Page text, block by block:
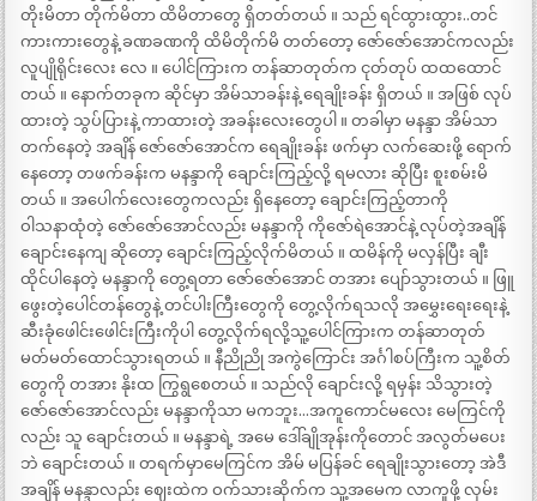
တိုးမိတာ တိုက်မိတာ ထိမိတာတွေ ရှိတတ်တယ် ။ သည် ရင်ထွားထွား..တင်
ကားကားတွေနဲ့ ခဏခဏကို ထိမိတိုက်မိ တတ်တော့ ဇော်ဇော်အောင်ကလည်း
လူပျိုရိုင်းလေး လေ ။ ပေါင်ကြားက တန်ဆာတုတ်က ငုတ်တုပ် ထထထောင်
တယ် ။ နောက်တခုက ဆိုင်မှာ အိမ်သာခန်းနဲ့ ရေချိုးခန်း ရှိတယ် ။ အဖြစ် လုပ်
ထားတဲ့ သွပ်ပြားနဲ့ ကာထားတဲ့ အခန်းလေးတွေပါ ။ တခါမှာ မနန္ဒာ အိမ်သာ
တက်နေတဲ့ အချိန် ဇော်ဇော်အောင်က ရေချိုးခန်း ဖက်မှာ လက်ဆေးဖို့ ရောက်
နေတော့ တဖက်ခန်းက မနန္ဒာကို ချောင်းကြည့်လို့ ရမလား ဆိုပြီး စူးစမ်းမိ
တယ် ။ အပေါက်လေးတွေကလည်း ရှိနေတော့ ချောင်းကြည့်တာကို
ဝါသနာထုံတဲ့ ဇော်ဇော်အောင်လည်း မနန္ဒာကို ကိုဇော်ရဲအောင်နဲ့ လုပ်တဲ့အချိန်
ချောင်းနေကျ ဆိုတော့ ချောင်းကြည့်လိုက်မိတယ် ။ ထမိန်ကို မလှန်ပြီး ချီး
ထိုင်ပါနေတဲ့ မနန္ဒာကို တွေ့ရတာ ဇော်ဇော်အောင် တအား ပျော်သွားတယ် ။ ဖြူ
ဖွေးတဲ့ပေါင်တန်တွေနဲ့ တင်ပါးကြီးတွေကို တွေ့လိုက်ရသလို အမွှေးရေးရေးနဲ့
ဆီးခုံဖေါင်းဖေါင်းကြီးကိုပါ တွေ့လိုက်ရလို့သူ့ပေါင်ကြားက တန်ဆာတုတ်
မတ်မတ်ထောင်သွားရတယ် ။ နီညိုညို အကွဲကြောင်း အင်္ဂါစပ်ကြီးက သူ့စိတ်
တွေကို တအား နိုးထ ကြွရွစေတယ် ။ သည်လို ချောင်းလို့ ရမှန်း သိသွားတဲ့
ဇော်ဇော်အောင်လည်း မနန္ဒာကိုသာ မကဘူး…အကူကောင်မလေး မေကြင်ကို
လည်း သူ ချောင်းတယ် ။ မနန္ဒာရဲ့ အမေ ဒေါ်ချိုအုန်းကိုတောင် အလွတ်မပေး
ဘဲ ချောင်းတယ် ။ တရက်မှာမေကြင်က အိမ် မပြန်ခင် ရေချိုးသွားတော့ အဲဒီ
အချိန် မနန္ဒာလည်း ဈေးထဲက ဝက်သားဆိုက်က သူ့အမေက လာကူဖို့ လှမ်း